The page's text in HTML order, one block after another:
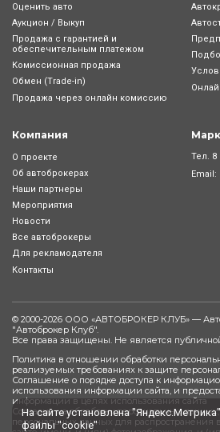
На сайте установлена
файлы "cookie"
Оценить авто
Аукцион / Выкуп
Продажа с гарантией и
обеспечительным платежом
Комиссионная продажа
Обмен (Trade-in)
Продажа через онлайн комиссию
Компания
О проекте
Об автоброкерах
Наши партнеры
Мероприятия
Новости
Все автоброкеры
Для рекламодателя
Контакты
Тел. 8
Email:
© 2000-2026 ООО «АВТОБРОКЕР КЛУБ» —
"Автоброкер Клуб".
Все права защищены. Не является
Политика в отношении обработки
реализуемых требованиях к защите
Соглашение о порядке доступа к
использования информации сайта, и
информации в целях использования сайта
Согласие на обработку персональных
персональных данных для распространения